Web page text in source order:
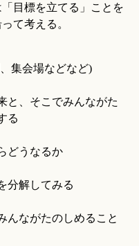
目標を立てる」ことを
て考える。
集会場などなど)
と、そこでみんながた
る
どうなるか
分解してみる
んながたのしめること